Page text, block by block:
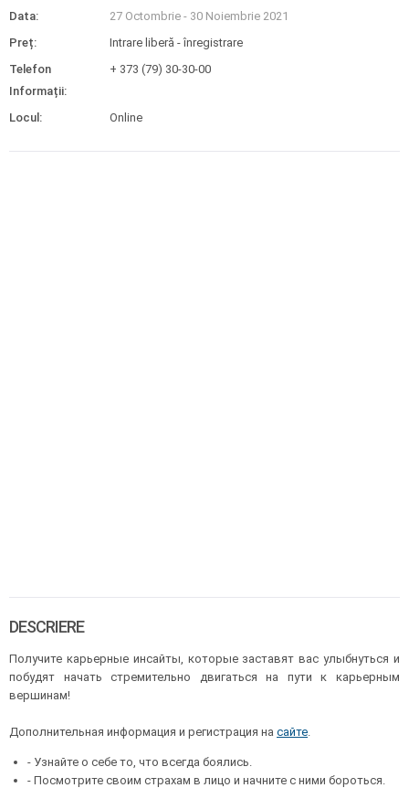
Data: 27 Octombrie - 30 Noiembrie 2021
Preț:
Intrare liberă - înregistrare
Telefon
Informații:
+ 373 (79) 30-30-00
Locul: Online
DESCRIERE
Получите карьерные инсайты, которые заставят вас улыбнуться и
побудят начать стремительно двигаться на пути к карьерным
вершинам!
Дополнительная информация и регистрация на сайте.
- Узнайте о себе то, что всегда боялись.
- Посмотрите своим страхам в лицо и начните с ними бороться.